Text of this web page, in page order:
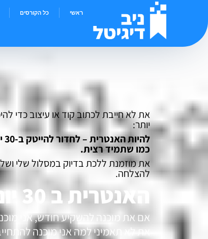
ראשי כל הקורסים
את לא חייבת לכתוב קוד או עיצוב כדי
יותר:
כמו שתמיד רצית.
את מוזמנת ללכת בדיוק במסלול שלי
להצלחה.
האנטרית ב 30 יום – מירי לוי
אם את מוכנה להשקיע חודש, אני
את לא תאמיני למה אני מוכנה